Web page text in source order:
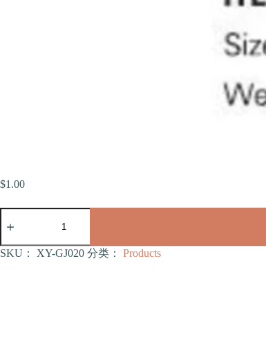
$1.00
物
具
SKU： XY-GJ020 分类： Products